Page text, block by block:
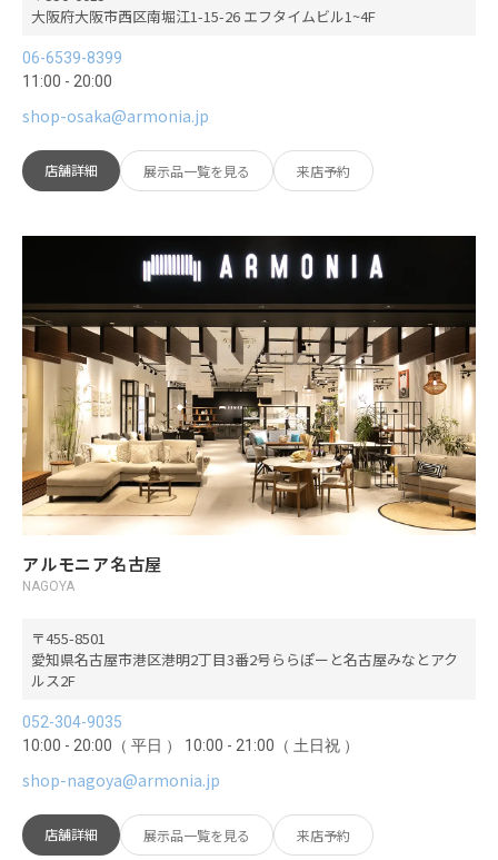
大阪府大阪市西区南堀江1-15-26 エフタイムビル1~4F
06-6539-8399
11:00 - 20:00
shop-osaka@armonia.jp
店舗詳細 展示品一覧を見る 来店予約
アルモニア名古屋
NAGOYA
455-8501
愛知県名古屋市港区港明2丁目3番2号ららぽーと名古屋みなとアク
ルス2F
052-304-9035
10:00 - 20:00（ 平日 ） 10:00 - 21:00（ 土日祝 ）
shop-nagoya@armonia.jp
店舗詳細 展示品一覧を見る 来店予約